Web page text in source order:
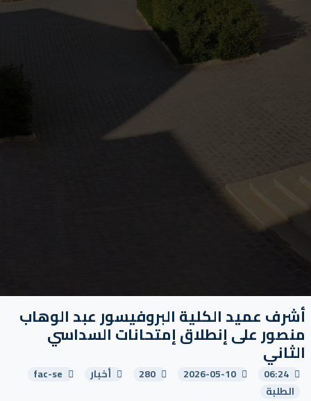
أشرف عميد الكلية البروفيسور عبد الوهاب
منصور على إنطلاق إمتحانات السداسي
الثاني
06:24
2026-05-10
280 أخبار
fac-se
الطلبة